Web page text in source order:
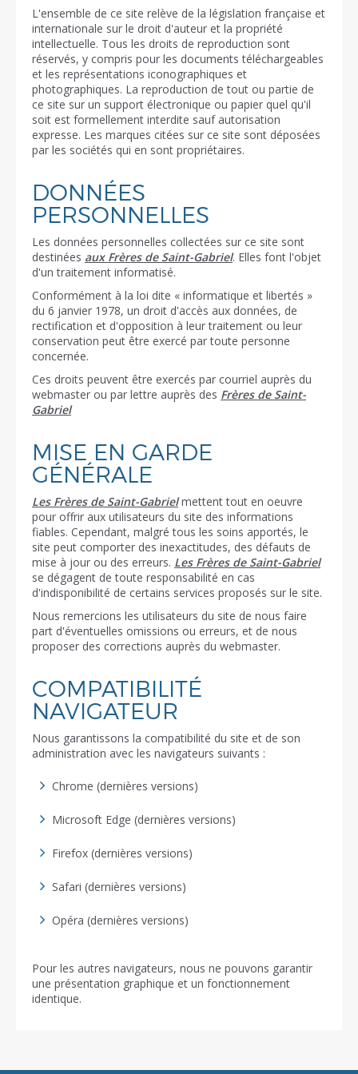
L'ensemble de ce site relève de la législation française et
internationale sur le droit d'auteur et la propriété
intellectuelle. Tous les droits de reproduction sont
réservés, y compris pour les documents téléchargeables
et les représentations iconographiques et
photographiques. La reproduction de tout ou partie de
ce site sur un support électronique ou papier quel qu'il
soit est formellement interdite sauf autorisation
expresse. Les marques citées sur ce site sont déposées
par les sociétés qui en sont propriétaires.
DONNÉES
PERSONNELLES
Les données personnelles collectées sur ce site sont
destinées aux Frères de Saint-Gabriel. Elles font l'objet
d'un traitement informatisé.
Conformément à la loi dite « informatique et libertés »
du 6 janvier 1978, un droit d'accès aux données, de
rectification et d'opposition à leur traitement ou leur
conservation peut être exercé par toute personne
concernée.
Ces droits peuvent être exercés par courriel auprès du
webmaster ou par lettre auprès des Frères de Saint-
Gabriel
MISE EN GARDE
GÉNÉRALE
Les Frères de Saint-Gabrielmettent tout en oeuvre
pour offrir aux utilisateurs du site des informations
fiables. Cependant, malgré tous les soins apportés, le
site peut comporter des inexactitudes, des défauts de
mise à jour ou des erreurs. Les Frères de Saint-Gabriel
se dégagent de toute responsabilité en cas
d'indisponibilité de certains services proposés sur le site.
Nous remercions les utilisateurs du site de nous faire
part d'éventuelles omissions ou erreurs, et de nous
proposer des corrections auprès du webmaster.
COMPATIBILITÉ
NAVIGATEUR
Nous garantissons la compatibilité du site et de son
administration avec les navigateurs suivants :
Chrome (dernières versions)
Microsoft Edge (dernières versions)
Firefox (dernières versions)
Safari (dernières versions)
Opéra (dernières versions)
Pour les autres navigateurs, nous ne pouvons garantir
une présentation graphique et un fonctionnement
identique.